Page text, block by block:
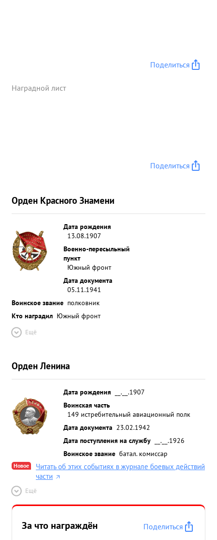
Поделиться
Наградной лист
Поделиться
Орден Красного Знамени
Дата рождения
13.08.1907
Военно-пересыльный
пункт
Южный фронт
Дата документа
05.11.1941
Воинское звание полковник
Кто наградил Южный фронт
Ещё
Орден Ленина
Дата рождения
__.__.1907
Воинская часть
149 истребительный авиационный полк
Дата документа 23.02.1942
Дата поступления на службу
__.__.1926
Воинское звание батал. комиссар
Новое
Читать об этих событиях в журнале боевых действий
части
Ещё
За что награждён
Поделиться